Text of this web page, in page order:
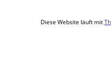
Diese Website läuft mit